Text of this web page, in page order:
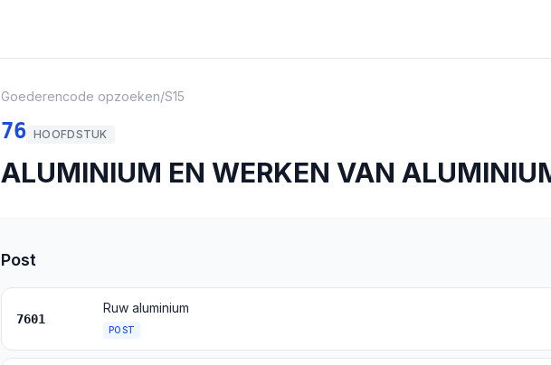
Goederencode opzoeken/S15
76 HOOFDSTUK
ALUMINIUM EN WERKEN VAN
Post
7601
Ruw aluminium
POST